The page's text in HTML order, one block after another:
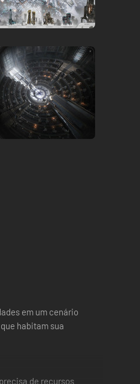
em um cenário
habitam sua
de recursos